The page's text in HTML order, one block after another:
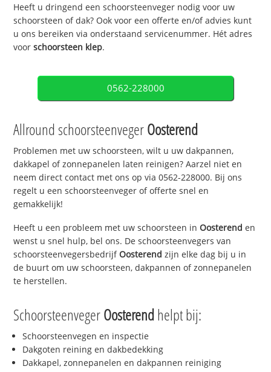
Heeft u dringend een schoorsteenveger nodig voor uw
schoorsteen of dak? Ook voor een offerte en/of advies kunt
u ons bereiken via onderstaand servicenummer. Hét adres
voorschoorsteen klep.
0562-228000
Allround schoorsteenvegerOosterend
Problemen met uw schoorsteen, wilt u uw dakpannen,
dakkapel of zonnepanelen laten reinigen? Aarzel niet en
neem direct contact met ons op via 0562-228000. Bij ons
regelt u een schoorsteenveger of offerte snel en
gemakkelijk!
Heeft u een probleem met uw schoorsteen inOosterend en
wenst u snel hulp, bel ons. De schoorsteenvegers van
schoorsteenvegersbedrijfOosterend zijn elke dag bij u in
de buurt om uw schoorsteen, dakpannen of zonnepanelen
te herstellen.
SchoorsteenvegerOosterendhelpt bij:
Schoorsteenvegen en inspectie
Dakgoten reining en dakbedekking
Dakkapel, zonnepanelen en dakpannen reiniging